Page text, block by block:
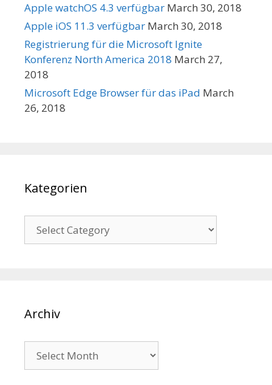
Apple watchOS 4.3 verfügbar March 30, 2018
Apple iOS 11.3 verfügbar March 30, 2018
Registrierung für die Microsoft Ignite
Konferenz North America 2018 March 27,
2018
Microsoft Edge Browser für das iPad March
26, 2018
Kategorien
Archiv